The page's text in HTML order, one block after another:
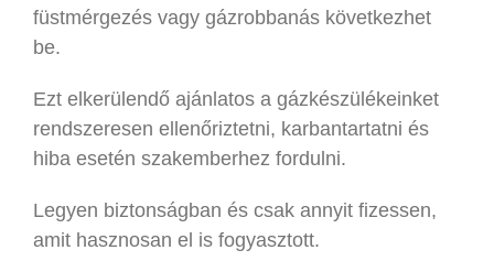
füstmérgezés vagy gázrobbanás következhet
be.
Ezt elkerülendő ajánlatos a gázkészülékeinket
rendszeresen ellenőriztetni, karbantartatni és
hiba esetén szakemberhez fordulni.
Legyen biztonságban és csak annyit fizessen,
amit hasznosan el is fogyasztott.